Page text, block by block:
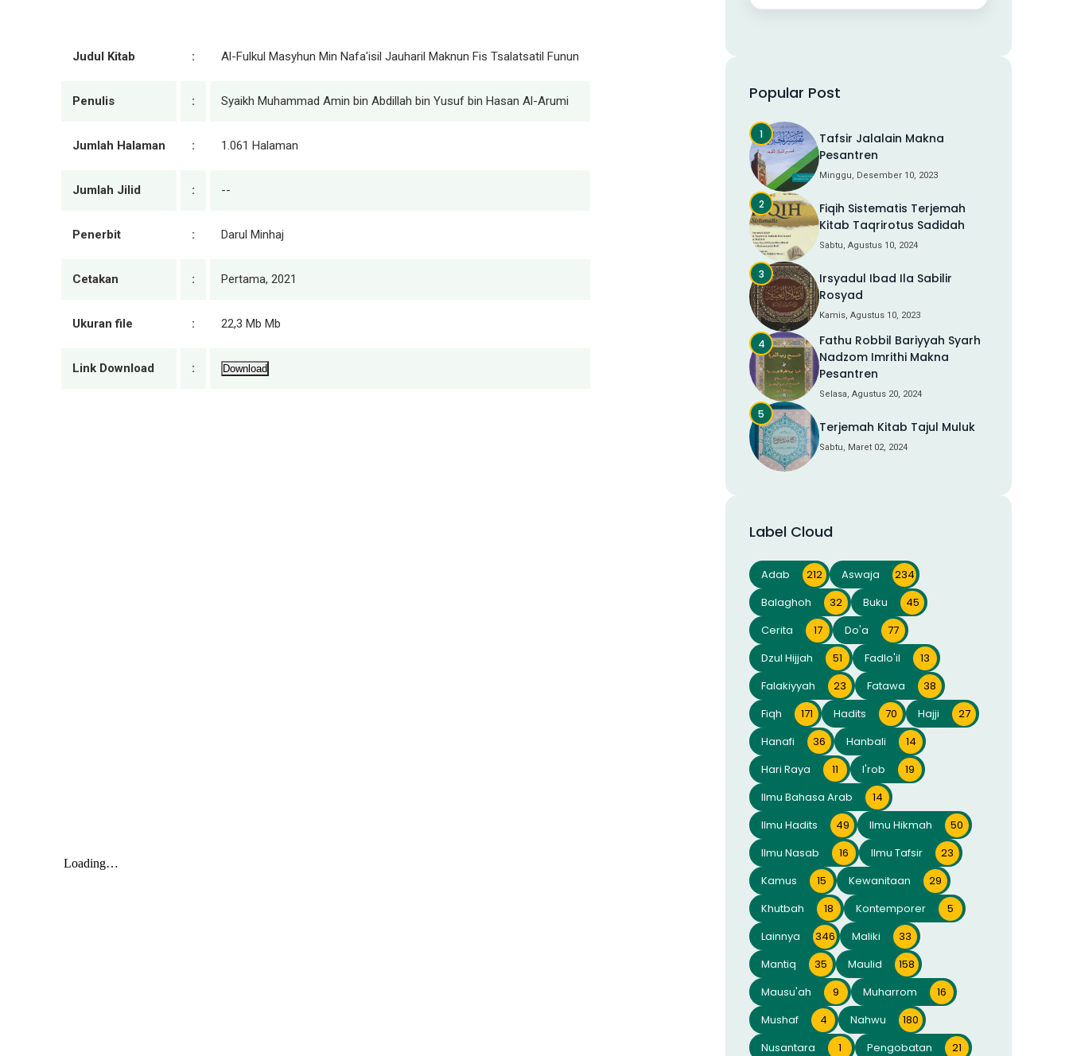
Judul Kitab : Al-Fulkul Masyhun Min Nafa'isil Jauharil Maknun Fis Tsalatsatil Funun
Penulis : Syaikh Muhammad Amin bin Abdillah bin Yusuf bin Hasan Al-Arumi
Jumlah Halaman : 1.061 Halaman
Jumlah Jilid : --
Penerbit : Darul Minhaj
Cetakan : Pertama, 2021
Ukuran file : 22,3 Mb Mb
Link Download : Download
Popular Post
Tafsir Jalalain Makna
Pesantren
Minggu, Desember 10, 2023
Fiqih Sistematis Terjemah
Kitab Taqrirotus Sadidah
Sabtu, Agustus 10, 2024
Irsyadul Ibad Ila Sabilir
Rosyad
Kamis, Agustus 10, 2023
Fathu Robbil Bariyyah Syarh
Nadzom Imrithi Makna
Pesantren
Selasa, Agustus 20, 2024
Terjemah Kitab Tajul Muluk
Sabtu, Maret 02, 2024
Label Cloud
Adab 212 Aswaja
234
Balaghoh
32 Buku
45
Cerita
17 Do'a
77
Dzul Hijjah
51 Fadlo'il
13
Falakiyyah
23 Fatawa
38
Fiqh
171 Hadits 70 Hajji
27
Hanafi
36 Hanbali
14
Hari Raya
11 I'rob
19
Ilmu Bahasa Arab
14
Ilmu Hadits
49 Ilmu Hikmah
50
Ilmu Nasab
16 Ilmu Tafsir
23
Kamus
15 Kewanitaan
29
Khutbah
18 Kontemporer
5
Lainnya
346 Maliki
33
Mantiq
35 Maulid
158
Mausu'ah
9 Muharrom
16
Mushaf
4 Nahwu
180
Nusantara
1 Pengobatan
21